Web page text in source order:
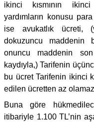
ikinci kısmının
yardımların konusu
ise avukatlık ücreti,
dokuzuncu maddenin
onuncu maddenin
kaydıyla,) Tarifenin
bu ücret Tarifenin ikinci
edilen ücretten az
Buna göre
itibariyle 1.100 TL’nin